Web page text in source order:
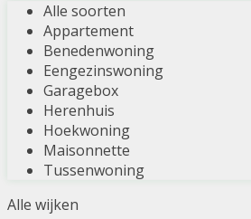
Alle soorten
Appartement
Benedenwoning
Eengezinswoning
Garagebox
Herenhuis
Hoekwoning
Maisonnette
Tussenwoning
Alle wijken